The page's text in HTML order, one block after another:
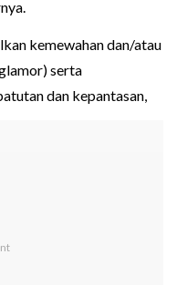
kemewahan dan/atau
serta
dan kepantasan,